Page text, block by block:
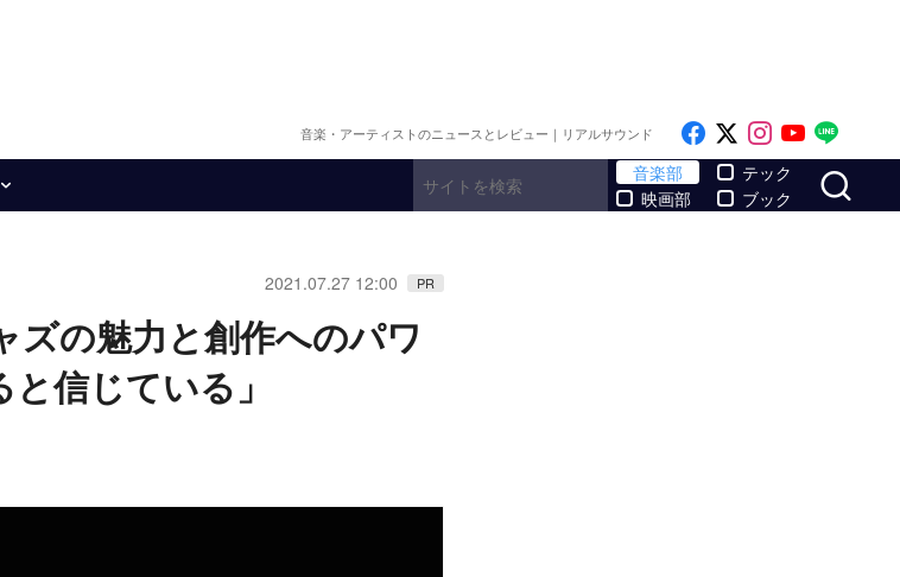
音楽・アーティストのニュースとレビュー｜リアルサウンド Like on Facebook
Follow on x
Follow on
Follow
音楽部
映画部
テック
ブック
2021.07.27 12:00 PR
ズの魅力と創作へのパワ
信じている」